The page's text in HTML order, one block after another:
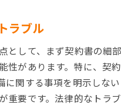
売
ト
成功す
ラブル
として、まず契約書の細
性があります。特に、契
に関する事項を明示しな
重要です。法律的なトラ